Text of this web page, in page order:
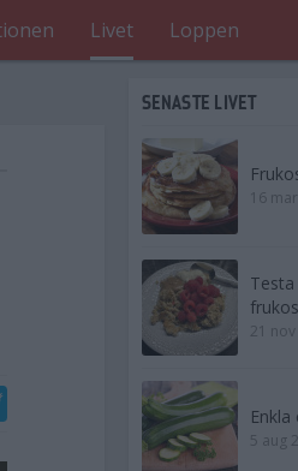
Livet Loppen
SENASTE LIVET
16
21
5 aug